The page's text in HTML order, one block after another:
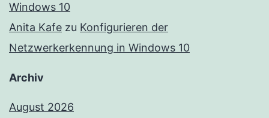
Windows 10
Anita Kafe zu Konfigurieren der
Netzwerkerkennung in Windows 10
Archiv
August 2026